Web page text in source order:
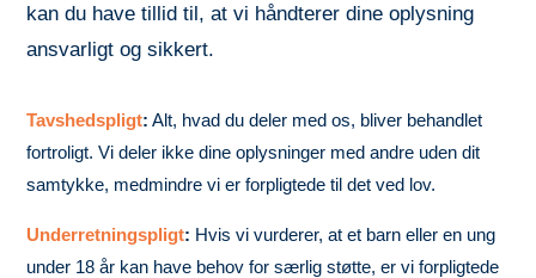
kan du have tillid til, at vi håndterer dine oplysning
ansvarligt og sikkert.
Tavshedspligt: Alt, hvad du deler med os, bliver behandlet
fortroligt. Vi deler ikke dine oplysninger med andre uden dit
samtykke, medmindre vi er forpligtede til det ved lov.
Underretningspligt: Hvis vi vurderer, at et barn eller en ung
under 18 år kan have behov for særlig støtte, er vi forpligtede